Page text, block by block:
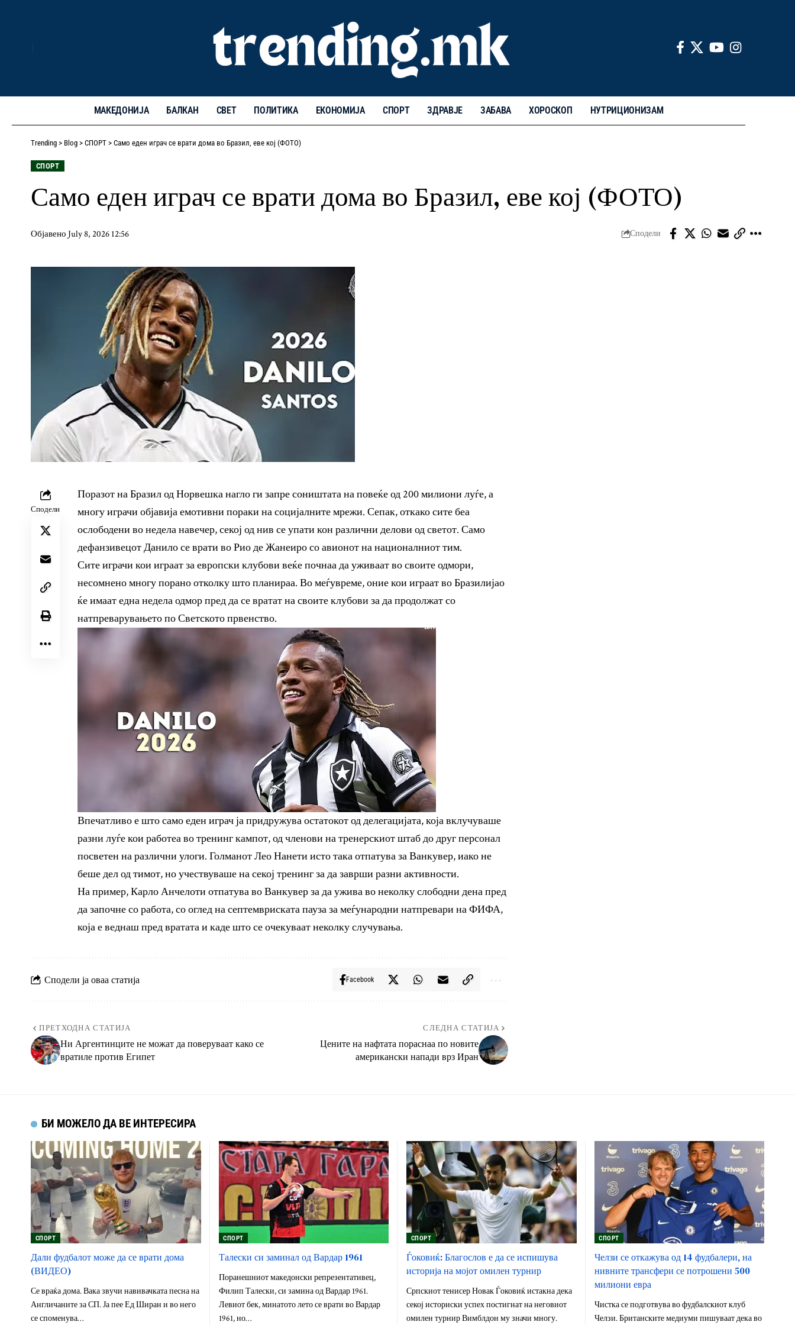
МАКЕДОНИЈА БАЛКАН СВЕТ ПОЛИТИКА ЕКОНОМИЈА СПОРТ ЗДРАВЈЕ ЗАБАВА ХОРОСКОП НУТРИЦИОНИЗАМ
Trending > Blog > СПОРТ > Само еден играч се врати дома во Бразил, еве кој (ФОТО)
СПОРТ
Само еден играч се врати дома во Бразил, еве кој (ФОТО)
Објавено July 8, 2026 12:56 Сподели
Сподели
Поразот на Бразил од Норвешка нагло ги запре соништата на повеќе од 200 милиони луѓе, а
многу играчи објавија емотивни пораки на социјалните мрежи. Сепак, откако сите беа
ослободени во недела навечер, секој од нив се упати кон различни делови од светот. Само
дефанзивецот Данило се врати во Рио де Жанеиро со авионот на националниот тим.
Сите играчи кои играат за европски клубови веќе почнаа да уживаат во своите одмори,
несомнено многу порано отколку што планираа. Во меѓувреме, оние кои играат во Бразилијао
ќе имаат една недела одмор пред да се вратат на своите клубови за да продолжат со
натпреварувањето по Светското првенство.
Впечатливо е што само еден играч ја придружува остатокот од делегацијата, која вклучуваше
разни луѓе кои работеа во тренинг кампот, од членови на тренерскиот штаб до друг персонал
посветен на различни улоги. Голманот Лео Нанети исто така отпатува за Ванкувер, иако не
беше дел од тимот, но учествуваше на секој тренинг за да заврши разни активности.
На пример, Карло Анчелоти отпатува во Ванкувер за да ужива во неколку слободни дена пред
да започне со работа, со оглед на септемвриската пауза за меѓународни натпревари на ФИФА,
која е веднаш пред вратата и каде што се очекуваат неколку случувања.
Сподели ја оваа статија Facebook
ПРЕТХОДНА СТАТИЈА
Ни Аргентинците не можат да поверуваат како се
вратиле против Египет
СЛЕДНА СТАТИЈА
Цените на нафтата пораснаа по новите
американски напади врз Иран
БИ МОЖЕЛО ДА ВЕ ИНТЕРЕСИРА
СПОРТ
Дали фудбалот може да се врати дома
(ВИДЕО)
Се враќа дома. Вака звучи навивачката песна на
Англичаните за СП. Ја пее Ед Ширан и во него
се споменува…
СПОРТ
Талески си заминал од Вардар 1961
Поранешниот македонски репрезентативец,
Филип Талески, си замина од Вардар 1961.
Левиот бек, минатото лето се врати во Вардар
1961, но…
СПОРТ
Ѓоковиќ: Благослов е да се испишува
историја на мојот омилен турнир
Српскиот тенисер Новак Ѓоковиќ истакна дека
секој историски успех постигнат на неговиот
омилен турнир Вимблдон му значи многу.
СПОРТ
Челзи се откажува од 14 фудбалери, на
нивните трансфери се потрошени 500
милиони евра
Чистка се подготвува во фудбалскиот клуб
Челзи. Британските медиуми пишуваат дека во